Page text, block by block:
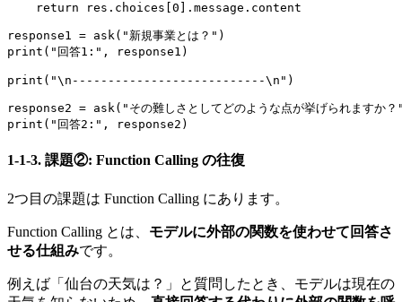
    return res.choices[0].message.content
response1 = ask("新規事業とは？")
print("回答1:", response1)
print("\n---------------------------\n")
response2 = ask("その難しさとしてどのような点が挙げられますか
1-1-3. 課題②: Function Calling の往復
2つ目の課題は Function Calling にあります。
Function Calling とは、 モデルに外部の関数を使わせて回答さ
せる仕組みです。
例えば「仙台の天気は？」と質問したとき、モデルは現在の